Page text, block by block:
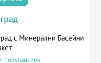
с Минерални Басейни
полупансион